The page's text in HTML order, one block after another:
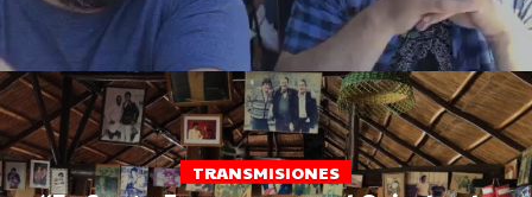
TRANSMISIONES